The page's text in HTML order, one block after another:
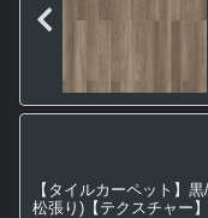
【タイルカーペット】
松張り)【テクスチャー